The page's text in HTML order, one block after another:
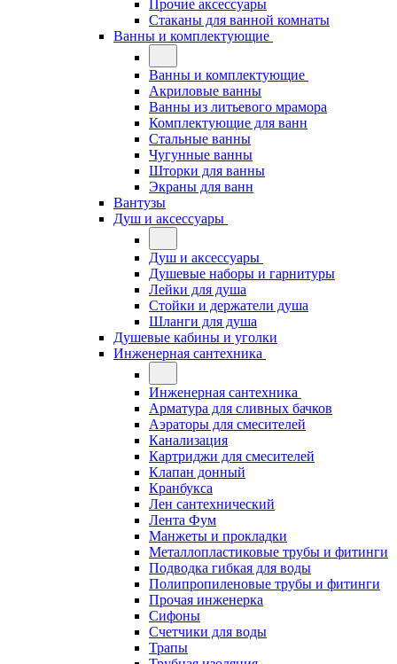
Прочие аксессуары
Стаканы для ванной комнаты
Ванны и комплектующие
Ванны и комплектующие
Акриловые ванны
Ванны из литьевого мрамора
Комплектующие для ванн
Стальные ванны
Чугунные ванны
Шторки для ванны
Экраны для ванн
Вантузы
Душ и аксессуары
Душ и аксессуары
Душевые наборы и гарнитуры
Лейки для душа
Стойки и держатели душа
Шланги для душа
Душевые кабины и уголки
Инженерная сантехника
Инженерная сантехника
Арматура для сливных бачков
Аэраторы для смесителей
Канализация
Картриджи для смесителей
Клапан донный
Кранбукса
Лен сантехнический
Лента Фум
Манжеты и прокладки
Металлопластиковые трубы и фитинги
Подводка гибкая для воды
Полипропиленовые трубы и фитинги
Прочая инженерка
Сифоны
Счетчики для воды
Трапы